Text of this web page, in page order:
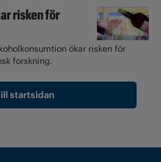
risken för
ökar risken för
forskning.
startsidan